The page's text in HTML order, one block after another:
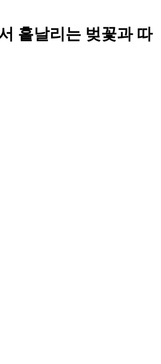
흩날리는 벚꽃과 따